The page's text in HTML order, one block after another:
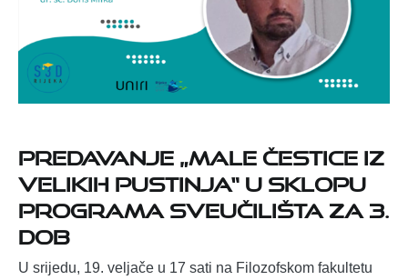
Predavanje „Male čestice iz
velikih pustinja“ u sklopu
programa Sveučilišta za 3.
dob
U srijedu, 19. veljače u 17 sati na Filozofskom fakultetu